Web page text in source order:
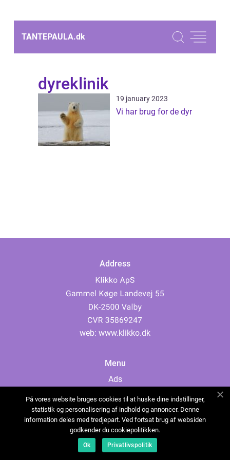
TANTEPAULA.dk
dyreklinik
19 january 2023
Vi har brug for de dyr
Address
web: www.klikko.dk
Menu
Ads
Cookies
Contact
Sitemap
På vores website bruges cookies til at huske dine indstillinger,
statistik og personalisering af indhold og annoncer. Denne
information deles med tredjepart. Ved fortsat brug af websiden
godkender du cookiepolitikken.
Ok Privatlivspolitik